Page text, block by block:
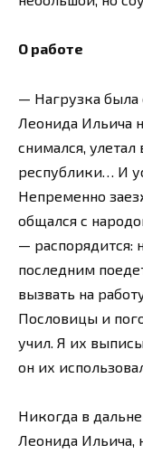
О работе
— Нагрузка была
Леонида Ильича
снимался,
республики… И
Непременно
общался с
— распорядится:
последним
вызвать на
Пословицы и
учил. Я их
он их
Никогда в
Леонида Ильича,